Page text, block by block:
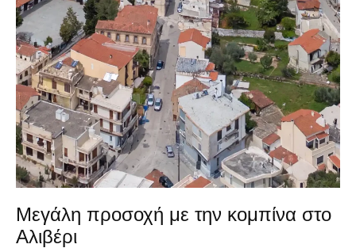
Μεγάλη προσοχή με την κομπίνα στο
Αλιβέρι